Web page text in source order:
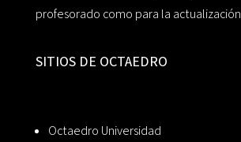
profesorado como para la
SITIOS DE OCTAEDRO
Octaedro Universidad